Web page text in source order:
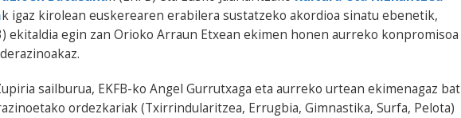
k igaz kirolean euskerearen erabilera sustatzeko akordioa sinatu ebenetik,
ekitaldia egin zan Orioko Arraun Etxean ekimen honen aurreko konpromisoa
sailburua, EKFB-ko Angel Gurrutxaga eta aurreko urtean ekimenagaz bat
ordezkariak (Txirrindularitzea, Errugbia, Gimnastika, Surfa, Pelota)